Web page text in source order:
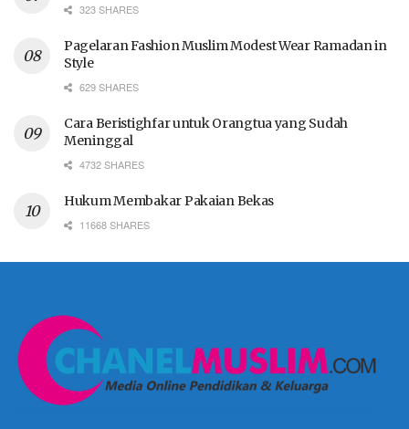
323 SHARES
Pagelaran Fashion Muslim Modest Wear Ramadan in
Style
629 SHARES
Cara Beristighfar untuk Orangtua yang Sudah
Meninggal
4732 SHARES
Hukum Membakar Pakaian Bekas
11668 SHARES